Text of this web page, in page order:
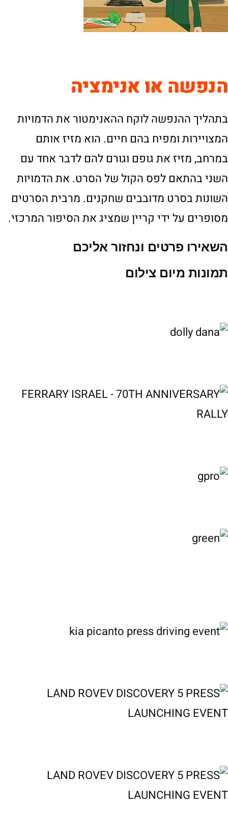
הנפשה או אנימציה
בתהליך ההנפשה לוקח ההאנימטור את הדמויות
המצויירות ומפיח בהם חיים. הוא מזיז אותם
במרחב, מזיז את גופם וגורם להם לדבר אחד עם
השני בהתאם לפס הקול של הסרט. את הדמויות
השונות בסרט מדובבים שחקנים. מרבית הסרטים
מסופרים על ידי קריין שמציג את הסיפור המרכזי.
השאירו פרטים ונחזור אליכם
תמונות מיום צילום